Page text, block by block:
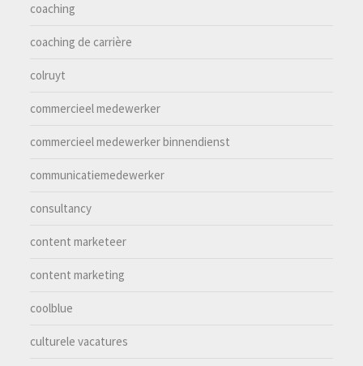
coaching
coaching de carrière
colruyt
commercieel medewerker
commercieel medewerker binnendienst
communicatiemedewerker
consultancy
content marketeer
content marketing
coolblue
culturele vacatures